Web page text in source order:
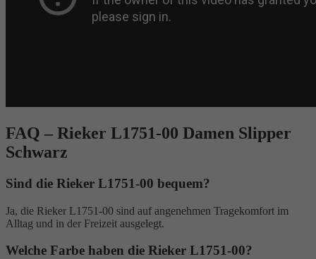
FAQ – Rieker L1751-00 Damen Slipper
Schwarz
Sind die Rieker L1751-00 bequem?
Ja, die Rieker L1751-00 sind auf angenehmen Tragekomfort im
Alltag und in der Freizeit ausgelegt.
Welche Farbe haben die Rieker L1751-00?